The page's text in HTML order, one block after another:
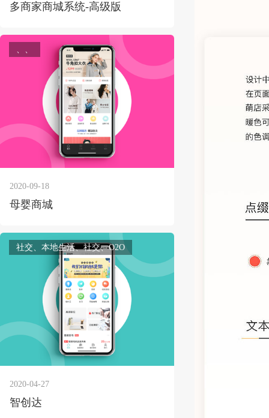
多商家商城系统-高级版
、、
2020-09-18
母婴商城
社交、本地生活、社交、O2O
2020-04-27
智创达